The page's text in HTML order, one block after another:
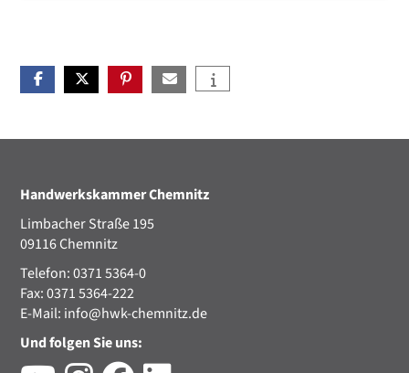
Handwerkskammer Chemnitz
Limbacher Straße 195
09116 Chemnitz
Telefon: 0371 5364-0
Fax: 0371 5364-222
E-Mail: info@hwk-chemnitz.de
Und folgen Sie uns: